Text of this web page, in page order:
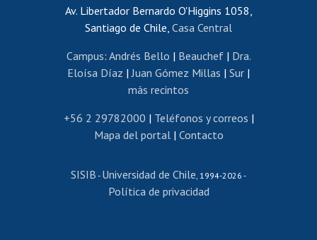
Certificado de renta
Certificado de renta honorarios
Editar páginas blancas
Extranjeras/os
Revalidación y reconocimiento de títulos
Postulación al Programa de Movilidad Estudiantil
Cursos de español
Av. Libertador Bernardo O'Higgins 1058,
Santiago de Chile, Casa Central
Campus: Andrés Bello | Beauchef| Dra.
Eloísa Díaz |Juan Gómez Millas | Sur |
más recintos
+56 2 29782000 | Teléfonos y correos |
Mapa del portal| Contacto
SISIB - Universidad de Chile, 1994-2026 -
Política de privacidad